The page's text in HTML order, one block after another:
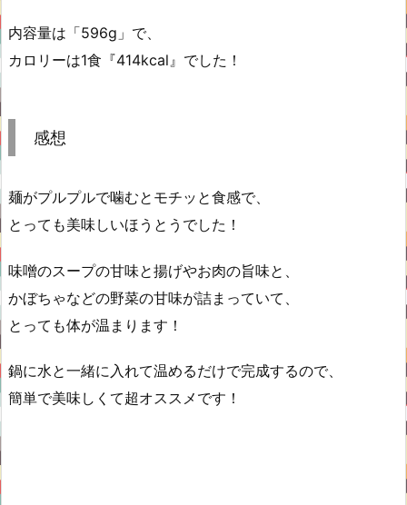
内容量は「596g」で、
カロリーは1食『414kcal』でした！
感想
麺がプルプルで噛むとモチッと食感で、
とっても美味しいほうとうでした！
味噌のスープの甘味と揚げやお肉の旨味と、
かぼちゃなどの野菜の甘味が詰まっていて、
とっても体が温まります！
鍋に水と一緒に入れて温めるだけで完成するので、
簡単で美味しくて超オススメです！